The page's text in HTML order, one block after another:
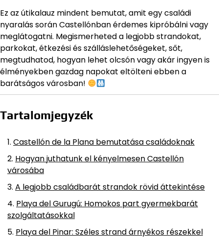
Ez az útikalauz mindent bemutat, amit egy családi
nyaralás során Castellónban érdemes kipróbálni vagy
meglátogatni. Megismerheted a legjobb strandokat,
parkokat, étkezési és szálláslehetőségeket, sőt,
megtudhatod, hogyan lehet olcsón vagy akár ingyen is
élményekben gazdag napokat eltölteni ebben a
barátságos városban!
Tartalomjegyzék
Castellón de la Plana bemutatása családoknak
Hogyan juthatunk el kényelmesen Castellón
városába
A legjobb családbarát strandok rövid áttekintése
Playa del Gurugú: Homokos part gyermekbarát
szolgáltatásokkal
Playa del Pinar: Széles strand árnyékos részekkel